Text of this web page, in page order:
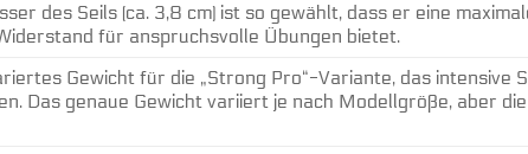
des Seils (ca. 3,8 cm) ist so gewählt, dass er eine
für anspruchsvolle Übungen bietet.
Gewicht für die „Strong Pro“-Variante, das intensive
Das genaue Gewicht variiert je nach Modellgröße, aber